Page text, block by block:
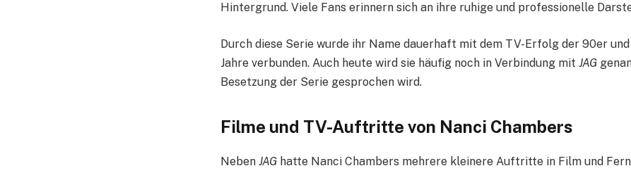
Hintergrund. Viele Fans erinnern sich an ihre ruhige und professionelle
Durch diese Serie wurde ihr Name dauerhaft mit dem TV-Erfolg der 90er
Jahre verbunden. Auch heute wird sie häufig noch in Verbindung mit JAG
Besetzung der Serie gesprochen wird.
Filme und TV-Auftritte von Nanci Chambers
Neben JAG hatte Nanci Chambers mehrere kleinere Auftritte in Film und